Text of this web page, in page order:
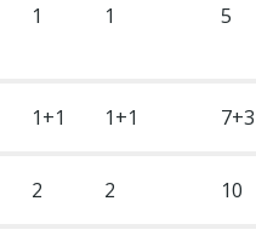
1 1 5
1+1 1+1 7+3
2 2 10